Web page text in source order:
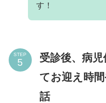
す！
STEP
受診後、病
てお迎え時
話